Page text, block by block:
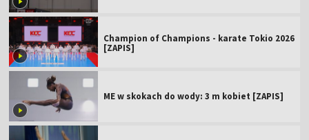
Champion of Champions - karate Tokio 2026
[ZAPIS]
ME w skokach do wody: 3 m kobiet [ZAPIS]